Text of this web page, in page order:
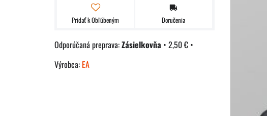
Pridať k Obľúbeným Doručenia
Zásielkovňa • 2,50 € •
Výrobca: EA